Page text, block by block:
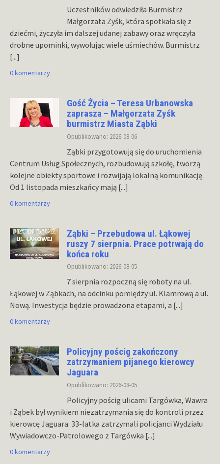
Uczestników odwiedziła Burmistrz
Małgorzata Zyśk, która spotkała się z
dziećmi, życzyła im dalszej udanej zabawy oraz wręczyła
drobne upominki, wywołując wiele uśmiechów. Burmistrz
[...]
0 komentarzy
Gość Życia – Teresa Urbanowska
zaprasza – Małgorzata Zyśk
burmistrz Miasta Ząbki
Opublikowano: 2026-08-06
Ząbki przygotowują się do uruchomienia
Centrum Usług Społecznych, rozbudowują szkołę, tworzą
kolejne obiekty sportowe i rozwijają lokalną komunikację.
Od 1 listopada mieszkańcy mają [...]
0 komentarzy
Ząbki – Przebudowa ul. Łąkowej
ruszy 7 sierpnia. Prace potrwają do
końca roku
Opublikowano: 2026-08-05
7 sierpnia rozpoczną się roboty na ul.
Łąkowej w Ząbkach, na odcinku pomiędzy ul. Klamrową a ul.
Nową. Inwestycja będzie prowadzona etapami, a [...]
0 komentarzy
Policyjny pościg zakończony
zatrzymaniem pijanego kierowcy
Jaguara
Opublikowano: 2026-08-05
Policyjny pościg ulicami Targówka, Wawra
i Ząbek był wynikiem niezatrzymania się do kontroli przez
kierowcę Jaguara. 33-latka zatrzymali policjanci Wydziału
Wywiadowczo-Patrolowego z Targówka [...]
0 komentarzy